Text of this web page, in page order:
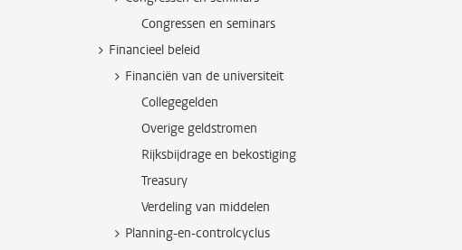
Congressen en seminars
Financieel beleid
Financiën van de universiteit
Collegegelden
Overige geldstromen
Rijksbijdrage en bekostiging
Treasury
Verdeling van middelen
Planning-en-controlcyclus